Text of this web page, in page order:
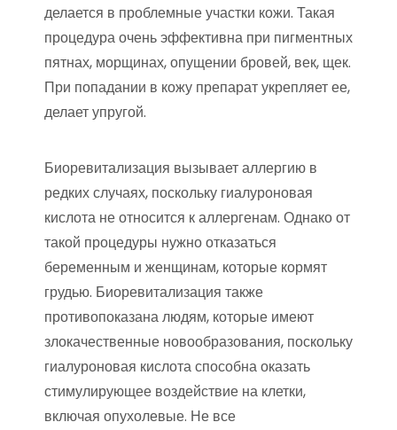
делается в проблемные участки кожи. Такая
процедура очень эффективна при пигментных
пятнах, морщинах, опущении бровей, век, щек.
При попадании в кожу препарат укрепляет ее,
делает упругой.
Биоревитализация вызывает аллергию в
редких случаях, поскольку гиалуроновая
кислота не относится к аллергенам. Однако от
такой процедуры нужно отказаться
беременным и женщинам, которые кормят
грудью. Биоревитализация также
противопоказана людям, которые имеют
злокачественные новообразования, поскольку
гиалуроновая кислота способна оказать
стимулирующее воздействие на клетки,
включая опухолевые. Не все